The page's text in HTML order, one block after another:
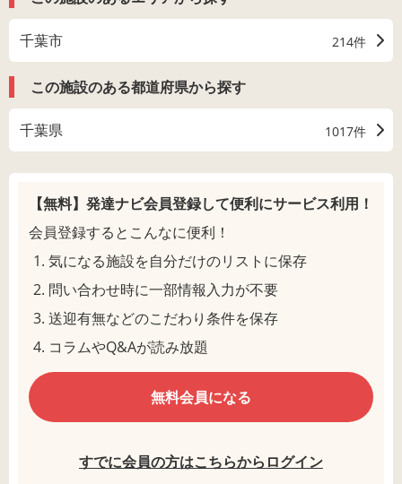
千葉市 214件
この施設のある都道府県から探す
千葉県 1017件
【無料】発達ナビ会員登録して便利にサービス利用！
会員登録するとこんなに便利！
気になる施設を自分だけのリストに保存
問い合わせ時に一部情報入力が不要
送迎有無などのこだわり条件を保存
コラムやQ&Aが読み放題
無料会員になる
すでに会員の方はこちらからログイン